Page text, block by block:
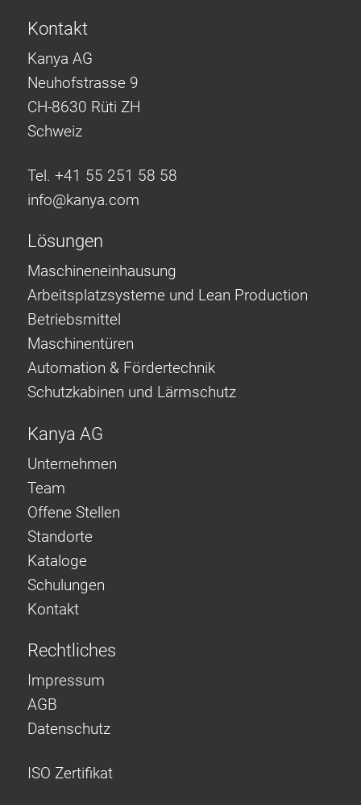
Kontakt
Kanya AG
Neuhofstrasse 9
CH-8630 Rüti ZH
Schweiz
Tel. +41 55 251 58 58
info@kanya.com
Lösungen
Maschineneinhausung
Arbeitsplatzsysteme und Lean Production
Betriebsmittel
Maschinentüren
Automation & Fördertechnik
Schutzkabinen und Lärmschutz
Kanya AG
Unternehmen
Team
Offene Stellen
Standorte
Kataloge
Schulungen
Kontakt
Rechtliches
Impressum
AGB
Datenschutz
ISO Zertifikat